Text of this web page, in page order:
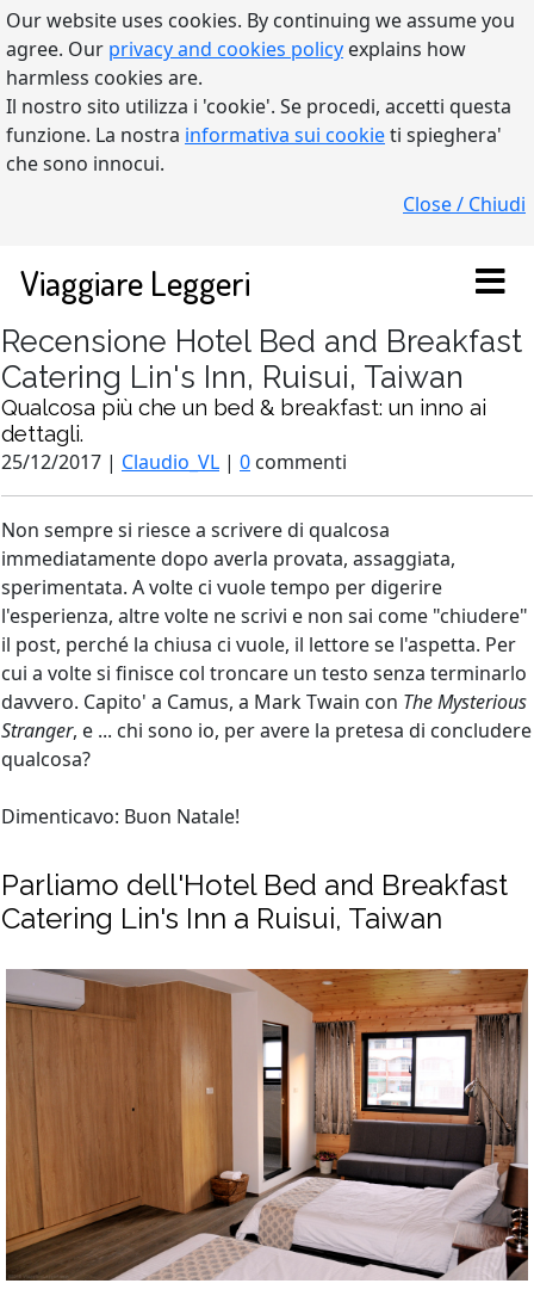
Our website uses cookies. By continuing we assume you
agree. Our privacy and cookies policy explains how
harmless cookies are.
Il nostro sito utilizza i 'cookie'. Se procedi, accetti questa
funzione. La nostra informativa sui cookieti spieghera'
che sono innocui.
Close / Chiudi
Viaggiare Leggeri
Recensione Hotel Bed and Breakfast
Catering Lin's Inn, Ruisui, Taiwan
Qualcosa più che un bed & breakfast: un inno ai
dettagli.
25/12/2017 | Claudio_VL | 0 commenti
Non sempre si riesce a scrivere di qualcosa
immediatamente dopo averla provata, assaggiata,
sperimentata. A volte ci vuole tempo per digerire
l'esperienza, altre volte ne scrivi e non sai come "chiudere"
il post, perché la chiusa ci vuole, il lettore se l'aspetta. Per
cui a volte si finisce col troncare un testo senza terminarlo
davvero. Capito' a Camus, a Mark Twain con The Mysterious
Stranger, e ... chi sono io, per avere la pretesa di concludere
qualcosa?
Dimenticavo: Buon Natale!
Parliamo dell'Hotel Bed and Breakfast
Catering Lin's Inn a Ruisui, Taiwan